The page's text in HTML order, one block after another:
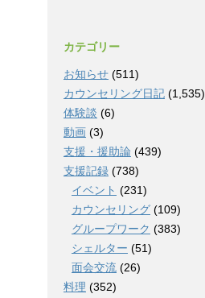
カテゴリー
お知らせ (511)
カウンセリング日記 (1,535)
体験談 (6)
動画 (3)
支援・援助論 (439)
支援記録 (738)
イベント (231)
カウンセリング (109)
グループワーク (383)
シェルター (51)
面会交流 (26)
料理 (352)